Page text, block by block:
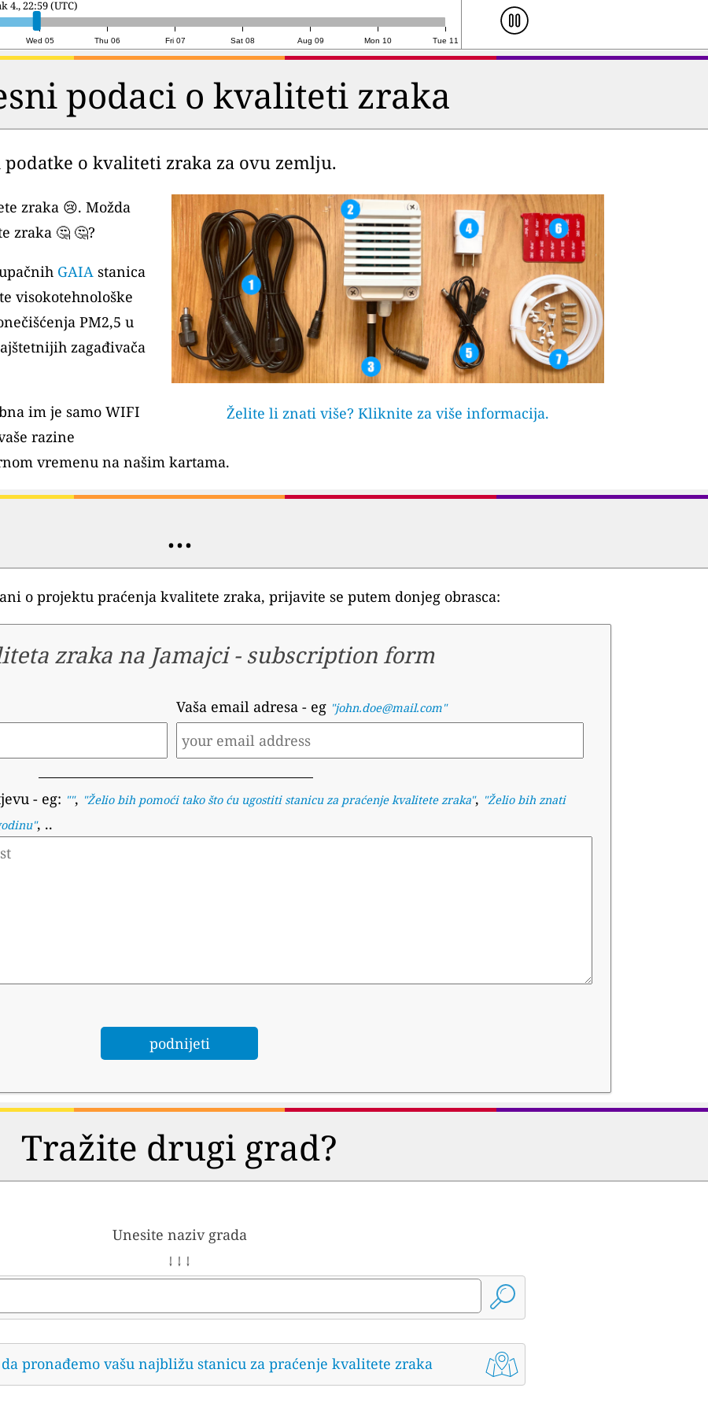
Wed 05 Thu 06 Fri 07 Sat 08 Aug 09 Mon 10 Tue 11
5., 21:00 (UTC)
podaci o kvaliteti zraka
o kvaliteti zraka za ovu zemlju.
Želite li znati više? Kliknite za više informacija.
zraka 😢. Možda
zraka 🤔 🤔?
GAIA stanica
visokotehnološke
PM2,5 u
zagađivača
im je samo WIFI
razine
vremenu na našim kartama.
...
o projektu praćenja kvalitete zraka, prijavite se putem donjeg obrasca:
zraka na Jamajci- subscription form
Vaša email adresa- eg "john.doe@mail.com"
- eg: "", "Želio bih pomoći tako što ću ugostiti stanicu za praćenje kvalitete zraka", "Želio bih znati
", ..
Tražite drugi grad?
Unesite naziv grada
↓ ↓ ↓
pronađemo vašu najbližu stanicu za praćenje kvalitete zraka